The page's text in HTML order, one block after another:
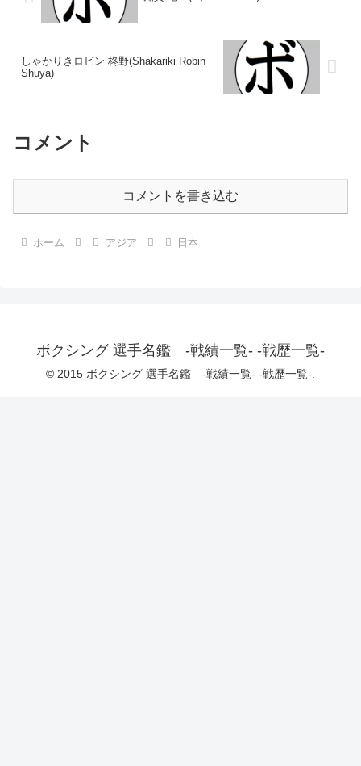
しゃかりきロビン 柊野(Shakariki Robin
Shuya)
コメント
コメントを書き込む
ホーム アジア 日本
ボクシング 選手名鑑 -戦績一覧- -戦歴一覧-
© 2015 ボクシング 選手名鑑 -戦績一覧- -戦歴一覧-.